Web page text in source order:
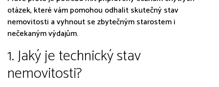
otázek, které vám pomohou odhalit skutečný stav
nemovitosti a vyhnout se zbytečným starostem i
nečekaným výdajům.
1. Jaký je technický stav
nemovitosti?